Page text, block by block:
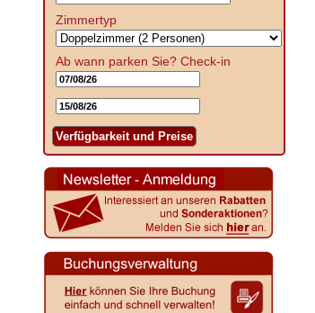
Zimmertyp
Ab wann parken Sie? Check-in
Verfügbarkeit und Preise